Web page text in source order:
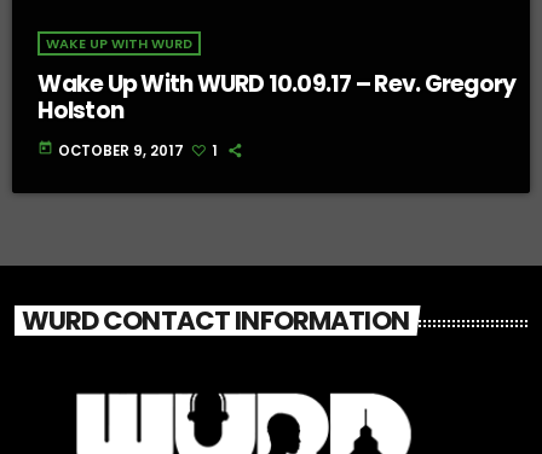
WAKE UP WITH WURD
Wake Up With WURD 10.09.17 – Rev. Gregory
Holston
today OCTOBER 9, 2017 1
WURD CONTACT INFORMATION